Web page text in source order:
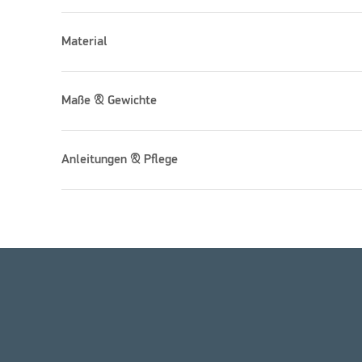
Material
Maße & Gewichte
Anleitungen & Pflege